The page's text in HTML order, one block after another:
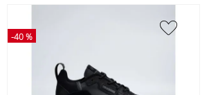
-40 %